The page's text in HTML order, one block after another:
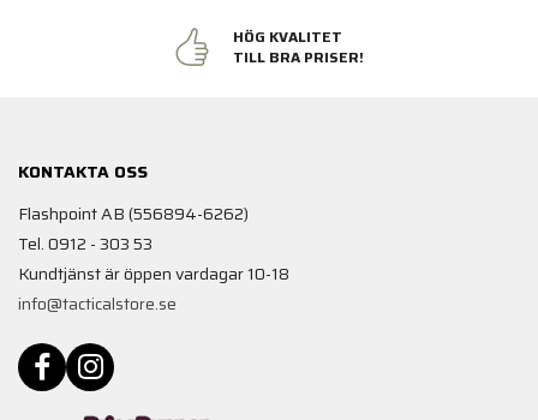
HÖG KVALITET
TILL BRA PRISER!
KONTAKTA OSS
Flashpoint AB (556894-6262)
Tel. 0912 - 303 53
Kundtjänst är öppen vardagar 10-18
info@tacticalstore.se